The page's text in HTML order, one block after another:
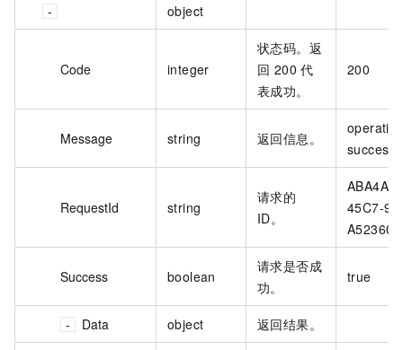
object
Code integer
状态码。返
回 200 代
表成功。
200
Message string 返回信息。
success.
RequestId string
请求的
ID。
45C7-
Success boolean
请求是否成
功。
true
Data object 返回结果。